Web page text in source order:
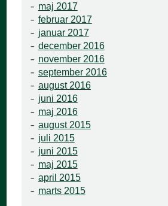
maj 2017
februar 2017
januar 2017
december 2016
november 2016
september 2016
august 2016
juni 2016
maj 2016
august 2015
juli 2015
juni 2015
maj 2015
april 2015
marts 2015